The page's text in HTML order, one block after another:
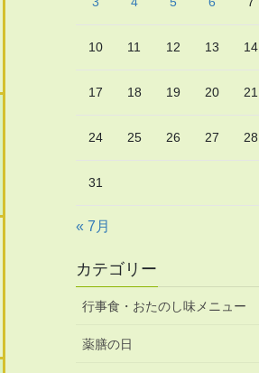
10 11 12 13 14
17 18 19 20 21
24 25 26 27 28
31
« 7月
カテゴリー
行事食・おたのし味メニュー
薬膳の日